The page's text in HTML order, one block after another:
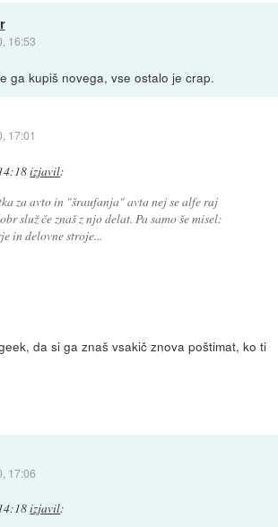
16:53
ga kupiš novega, vse ostalo je crap.
17:01
izjavil:
za avto in "šraufanja" avta nej se alfe raj
služ če znaš z njo delat. Pa samo še misel:
in delovne stroje...
da si ga znaš vsakič znova poštimat, ko ti
17:06
izjavil: